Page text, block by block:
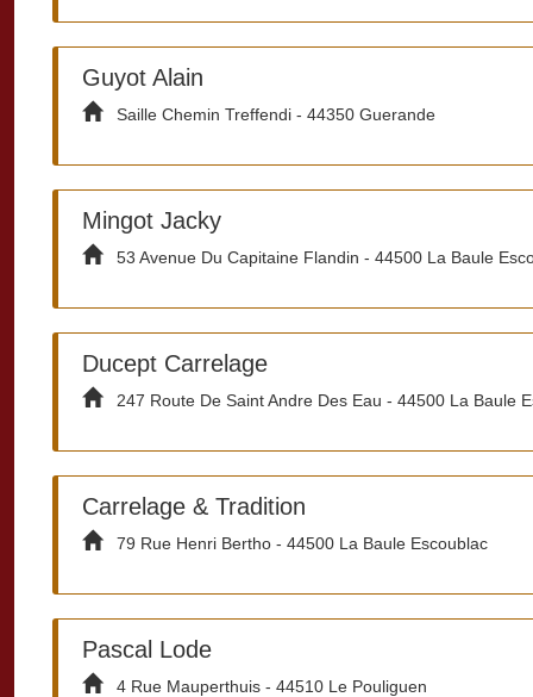
Guyot Alain
Saille Chemin Treffendi - 44350 Guerande
Mingot Jacky
53 Avenue Du Capitaine Flandin - 44500 La Baule
Ducept Carrelage
247 Route De Saint Andre Des Eau - 44500 La Baule
Carrelage & Tradition
79 Rue Henri Bertho - 44500 La Baule Escoublac
Pascal Lode
4 Rue Mauperthuis - 44510 Le Pouliguen